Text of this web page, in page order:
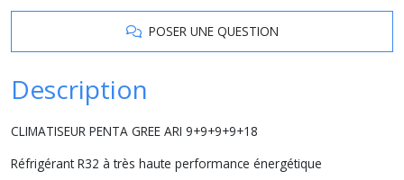
POSER UNE QUESTION
Description
CLIMATISEUR PENTA GREE ARI 9+9+9+9+18
Réfrigérant R32 à très haute performance énergétique